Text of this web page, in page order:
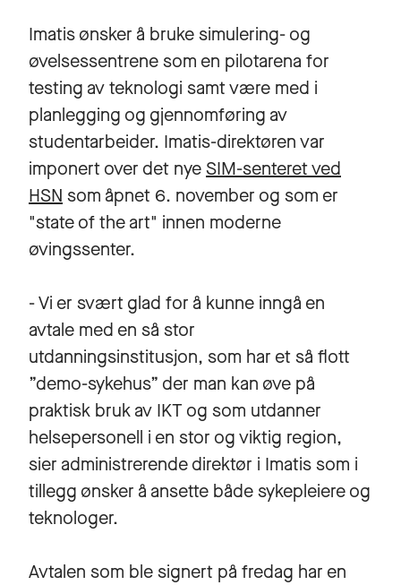
Imatis ønsker å bruke simulering- og
øvelsessentrene som en pilotarena for
testing av teknologi samt være med i
planlegging og gjennomføring av
studentarbeider. Imatis-direktøren var
imponert over det nyeSIM-senteret ved
HSN som åpnet 6. november og som er
"state of the art" innen moderne
øvingssenter.
- Vi er svært glad for å kunne inngå en
avtale med en så stor
utdanningsinstitusjon, som har et så flott
”demo-sykehus” der man kan øve på
praktisk bruk av IKT og som utdanner
helsepersonell i en stor og viktig region,
sier administrerende direktør i Imatis som i
tillegg ønsker å ansette både sykepleiere og
teknologer.
Avtalen som ble signert på fredag har en